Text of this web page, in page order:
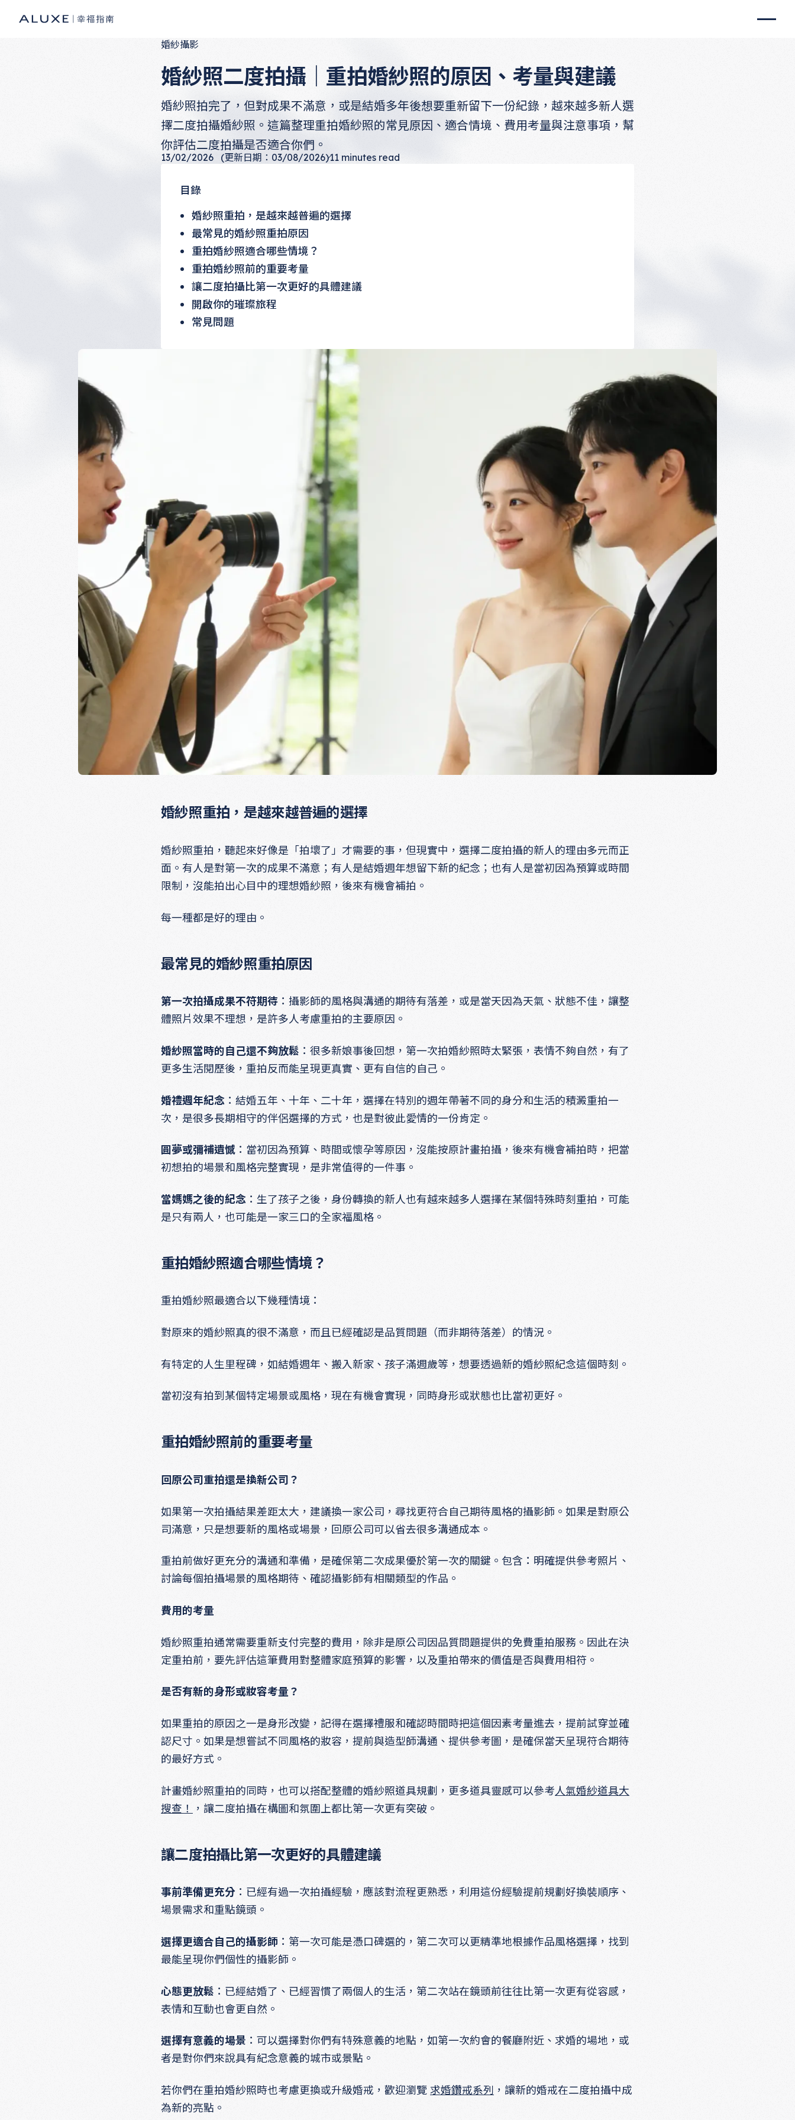
婚紗攝影
婚紗照二度拍攝｜重拍婚紗照的原因、考量與建議
婚紗照拍完了，但對成果不滿意，或是結婚多年後想要重新留下一份紀錄，越來越多新人選
擇二度拍攝婚紗照。這篇整理重拍婚紗照的常見原因、適合情境、費用考量與注意事項，幫
你評估二度拍攝是否適合你們。
13/02/2026 (更新日期：03/08/2026)11 minutes read
目錄
婚紗照重拍，是越來越普遍的選擇
最常見的婚紗照重拍原因
重拍婚紗照適合哪些情境？
重拍婚紗照前的重要考量
讓二度拍攝比第一次更好的具體建議
開啟你的璀璨旅程
常見問題
婚紗照重拍，是越來越普遍的選擇
婚紗照重拍，聽起來好像是「拍壞了」才需要的事，但現實中，選擇二度拍攝的新人的理由多元而正
面。有人是對第一次的成果不滿意；有人是結婚週年想留下新的紀念；也有人是當初因為預算或時間
限制，沒能拍出心目中的理想婚紗照，後來有機會補拍。
每一種都是好的理由。
最常見的婚紗照重拍原因
第一次拍攝成果不符期待 ：攝影師的風格與溝通的期待有落差，或是當天因為天氣、狀態不佳，讓整
體照片效果不理想，是許多人考慮重拍的主要原因。
婚紗照當時的自己還不夠放鬆 ：很多新娘事後回想，第一次拍婚紗照時太緊張，表情不夠自然，有了
更多生活閱歷後，重拍反而能呈現更真實、更有自信的自己。
婚禮週年紀念 ：結婚五年、十年、二十年，選擇在特別的週年帶著不同的身分和生活的積澱重拍一
次，是很多長期相守的伴侶選擇的方式，也是對彼此愛情的一份肯定。
圓夢或彌補遺憾 ：當初因為預算、時間或懷孕等原因，沒能按原計畫拍攝，後來有機會補拍時，把當
初想拍的場景和風格完整實現，是非常值得的一件事。
當媽媽之後的紀念 ：生了孩子之後，身份轉換的新人也有越來越多人選擇在某個特殊時刻重拍，可能
是只有兩人，也可能是一家三口的全家福風格。
重拍婚紗照適合哪些情境？
重拍婚紗照最適合以下幾種情境：
對原來的婚紗照真的很不滿意，而且已經確認是品質問題（而非期待落差）的情況。
有特定的人生里程碑，如結婚週年、搬入新家、孩子滿週歲等，想要透過新的婚紗照紀念這個時刻。
當初沒有拍到某個特定場景或風格，現在有機會實現，同時身形或狀態也比當初更好。
重拍婚紗照前的重要考量
回原公司重拍還是換新公司？
如果第一次拍攝結果差距太大，建議換一家公司，尋找更符合自己期待風格的攝影師。如果是對原公
司滿意，只是想要新的風格或場景，回原公司可以省去很多溝通成本。
重拍前做好更充分的溝通和準備，是確保第二次成果優於第一次的關鍵。包含：明確提供參考照片、
討論每個拍攝場景的風格期待、確認攝影師有相關類型的作品。
費用的考量
婚紗照重拍通常需要重新支付完整的費用，除非是原公司因品質問題提供的免費重拍服務。因此在決
定重拍前，要先評估這筆費用對整體家庭預算的影響，以及重拍帶來的價值是否與費用相符。
是否有新的身形或妝容考量？
如果重拍的原因之一是身形改變，記得在選擇禮服和確認時間時把這個因素考量進去，提前試穿並確
認尺寸。如果是想嘗試不同風格的妝容，提前與造型師溝通、提供參考圖，是確保當天呈現符合期待
的最好方式。
計畫婚紗照重拍的同時，也可以搭配整體的婚紗照道具規劃，更多道具靈感可以參考人氣婚紗道具大
搜查！
，讓二度拍攝在構圖和氛圍上都比第一次更有突破。
讓二度拍攝比第一次更好的具體建議
事前準備更充分 ：已經有過一次拍攝經驗，應該對流程更熟悉，利用這份經驗提前規劃好換裝順序、
場景需求和重點鏡頭。
選擇更適合自己的攝影師 ：第一次可能是憑口碑選的，第二次可以更精準地根據作品風格選擇，找到
最能呈現你們個性的攝影師。
心態更放鬆 ：已經結婚了、已經習慣了兩個人的生活，第二次站在鏡頭前往往比第一次更有從容感，
表情和互動也會更自然。
選擇有意義的場景 ：可以選擇對你們有特殊意義的地點，如第一次約會的餐廳附近、求婚的場地，或
者是對你們來說具有紀念意義的城市或景點。
若你們在重拍婚紗照時也考慮更換或升級婚戒，歡迎瀏覽 求婚鑽戒系列 ，讓新的婚戒在二度拍攝中成
為新的亮點。